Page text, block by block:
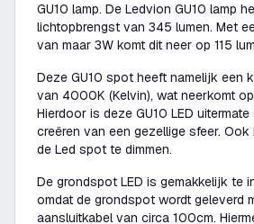
GU10 lamp. De Ledvion GU10 lamp
lichtopbrengst van 345 lumen. Met
van maar 3W komt dit neer op 115
Deze GU10 spot heeft namelijk een
van 4000K (Kelvin), wat neerkomt
Hierdoor is deze GU10 LED
creëren van een gezellige sfeer.
de Led spot te dimmen.
De grondspot LED is gemakkelijk te
omdat de grondspot wordt geleverd
aansluitkabel van circa 100cm.